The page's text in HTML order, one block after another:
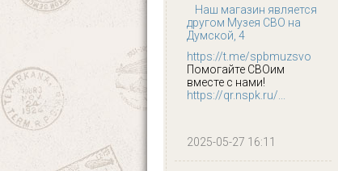
Наш магазин является
другом Музея СВО на
Думской, 4
https://t.me/spbmuzsvo
Помогайте СВОим
вместе с нами!
https://qr.nspk.ru/...
2025-05-27 16:11